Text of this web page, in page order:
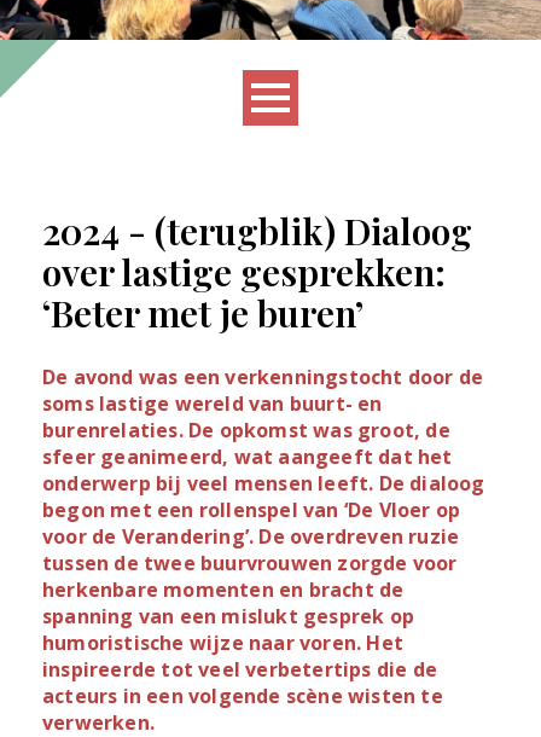
2024 - (terugblik) Dialoog
over lastige gesprekken:
‘Beter met je buren’
De avond was een verkenningstocht door de
soms lastige wereld van buurt- en
burenrelaties. De opkomst was groot, de
sfeer geanimeerd, wat aangeeft dat het
onderwerp bij veel mensen leeft. De dialoog
begon met een rollenspel van ‘De Vloer op
voor de Verandering’. De overdreven ruzie
tussen de twee buurvrouwen zorgde voor
herkenbare momenten en bracht de
spanning van een mislukt gesprek op
humoristische wijze naar voren. Het
inspireerde tot veel verbetertips die de
acteurs in een volgende scène wisten te
verwerken.